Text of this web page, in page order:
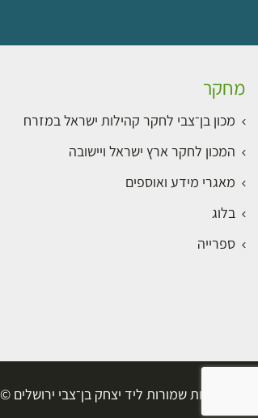
מחקר
מכון בן־צבי לחקר קהילות ישראל במזרח
המכון לחקר ארץ ישראל ויישובה
מאגרי מידע ואוספים
בלוג
ספרייה
כל הזכויות שמורות ליד יצחק בן־צבי ירושלים ©